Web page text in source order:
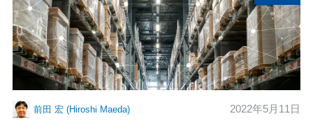
前田 宏 (Hiroshi Maeda) 2022年5月11日